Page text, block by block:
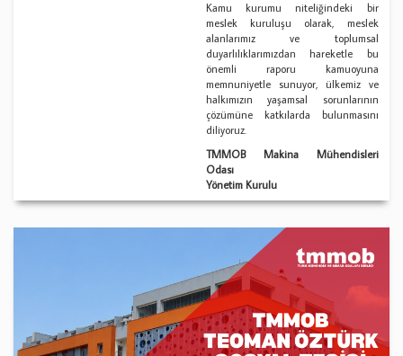
Kamu kurumu niteliğindeki bir
meslek kuruluşu olarak, meslek
alanlarımız ve toplumsal
duyarlılıklarımızdan hareketle bu
önemli raporu kamuoyuna
memnuniyetle sunuyor, ülkemiz ve
halkımızın yaşamsal sorunlarının
çözümüne katkılarda bulunmasını
diliyoruz.
TMMOB Makina Mühendisleri
Odası
Yönetim Kurulu